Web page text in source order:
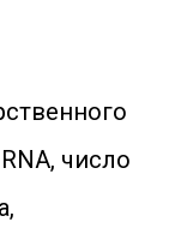
число